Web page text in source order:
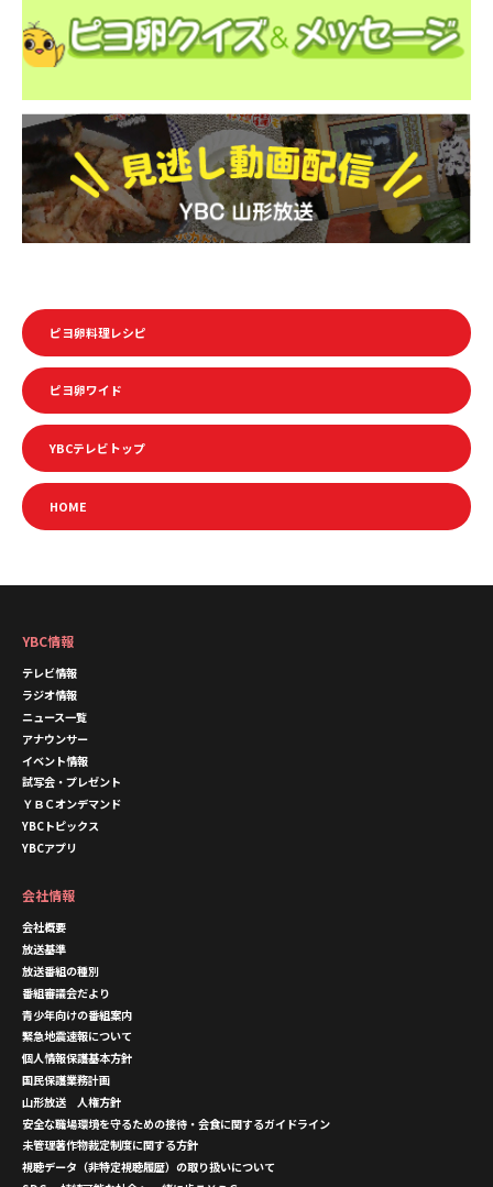
ピヨ卵料理レシピ
ピヨ卵ワイド
YBCテレビトップ
HOME
YBC情報
テレビ情報
ラジオ情報
ニュース一覧
アナウンサー
イベント情報
試写会・プレゼント
ＹＢＣオンデマンド
YBCトピックス
YBCアプリ
会社情報
会社概要
放送基準
放送番組の種別
番組審議会だより
青少年向けの番組案内
緊急地震速報について
個人情報保護基本方針
国民保護業務計画
山形放送 人権方針
安全な職場環境を守るための接待・会食に関するガイドライン
未管理著作物裁定制度に関する方針
視聴データ（非特定視聴履歴）の取り扱いについて